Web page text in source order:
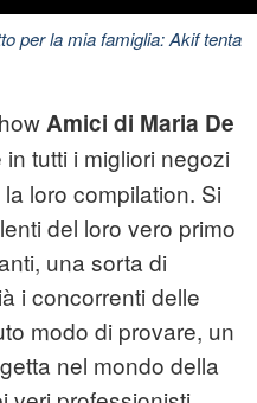
per la mia famiglia: Akif tenta
Amici di Maria De
tutti i migliori negozi
loro compilation. Si
del loro vero primo
una sorta di
i concorrenti delle
modo di provare, un
nel mondo della